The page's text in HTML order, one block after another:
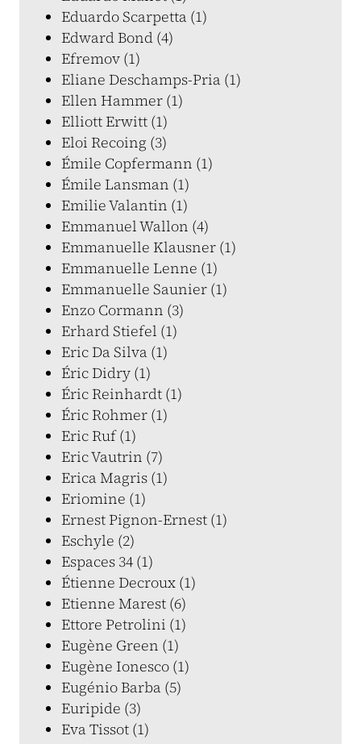
Eduardo Scarpetta (1)
Edward Bond (4)
Efremov (1)
Eliane Deschamps-Pria (1)
Ellen Hammer (1)
Elliott Erwitt (1)
Eloi Recoing (3)
Émile Copfermann (1)
Émile Lansman (1)
Emilie Valantin (1)
Emmanuel Wallon (4)
Emmanuelle Klausner (1)
Emmanuelle Lenne (1)
Emmanuelle Saunier (1)
Enzo Cormann (3)
Erhard Stiefel (1)
Eric Da Silva (1)
Éric Didry (1)
Éric Reinhardt (1)
Éric Rohmer (1)
Eric Ruf (1)
Eric Vautrin (7)
Erica Magris (1)
Eriomine (1)
Ernest Pignon-Ernest (1)
Eschyle (2)
Espaces 34 (1)
Étienne Decroux (1)
Etienne Marest (6)
Ettore Petrolini (1)
Eugène Green (1)
Eugène Ionesco (1)
Eugénio Barba (5)
Euripide (3)
Eva Tissot (1)